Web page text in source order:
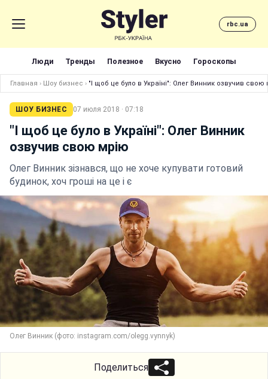
rbc.ua
Люди Тренды Полезное Вкусно Гороскопы
Главная › Шоу бизнес › "І щоб це було в Україні": Олег Винник озвучив свою
ШОУ БИЗНЕС 07 июля 2018 · 07:18
"І щоб це було в Україні": Олег Винник
озвучив свою мрію
Олег Винник зізнався, що не хоче купувати готовий
будинок, хоч гроші на це і є
Олег Винник (фото: instagram.com/olegg.vynnyk)
Поделиться